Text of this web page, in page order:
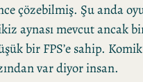
çözebilmiş. Şu anda
aynası mevcut ancak
bir FPS’e sahip.
var diyor insan.